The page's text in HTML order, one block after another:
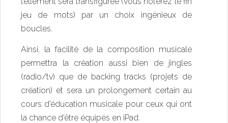
jeu de mots) par un choix ingénieux de
boucles.
Ainsi, la facilité de la composition musicale
permettra la création aussi bien de jingles
(radio/tv) que de backing tracks (projets de
création) et sera un prolongement certain au
cours d’éducation musicale pour ceux qui ont
la chance d’être équipés en iPad.